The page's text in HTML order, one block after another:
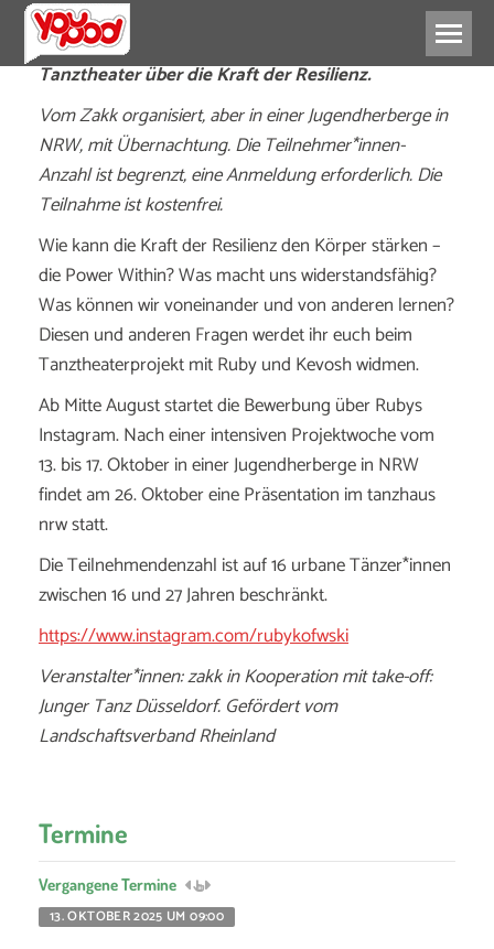
Tanztheater über die Kraft der Resilienz.
Vom Zakk organisiert, aber in einer Jugendherberge in
NRW, mit Übernachtung. Die Teilnehmer*innen-
Anzahl ist begrenzt, eine Anmeldung erforderlich. Die
Teilnahme ist kostenfrei.
Wie kann die Kraft der Resilienz den Körper stärken –
die Power Within? Was macht uns widerstandsfähig?
Was können wir voneinander und von anderen lernen?
Diesen und anderen Fragen werdet ihr euch beim
Tanztheaterprojekt mit Ruby und Kevosh widmen.
Ab Mitte August startet die Bewerbung über Rubys
Instagram. Nach einer intensiven Projektwoche vom
13. bis 17. Oktober in einer Jugendherberge in NRW
findet am 26. Oktober eine Präsentation im tanzhaus
nrw statt.
Die Teilnehmendenzahl ist auf 16 urbane Tänzer*innen
zwischen 16 und 27 Jahren beschränkt.
https://www.instagram.com/rubykofwski
Veranstalter*innen: zakk in Kooperation mit take-off:
Junger Tanz Düsseldorf. Gefördert vom
Landschaftsverband Rheinland
Termine
Vergangene Termine
13. OKTOBER 2025 UM 09:00